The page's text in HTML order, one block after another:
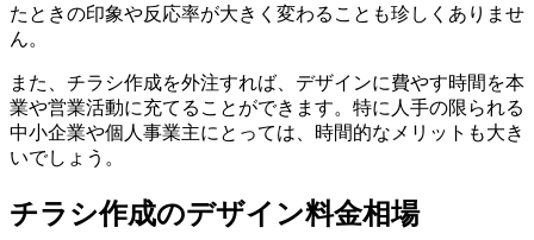
たときの印象や反応率が大きく変わることも珍しくありませ
ん。
また、チラシ作成を外注すれば、デザインに費やす時間を本
業や営業活動に充てることができます。特に人手の限られる
中小企業や個人事業主にとっては、時間的なメリットも大き
いでしょう。
チラシ作成のデザイン料金相場